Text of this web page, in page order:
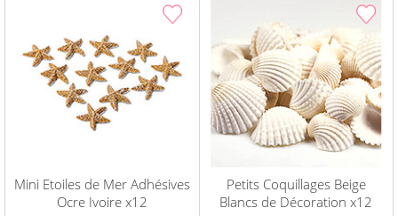
Mini Etoiles de Mer Adhésives
Ocre Ivoire x12
Petits Coquillages Beige
Blancs de Décoration x12